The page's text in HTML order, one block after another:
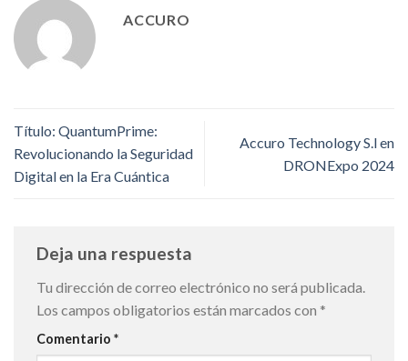
ACCURO
Título: QuantumPrime:
Revolucionando la Seguridad
Digital en la Era Cuántica
Accuro Technology S.l en
DRONExpo 2024
Deja una respuesta
Tu dirección de correo electrónico no será publicada.
Los campos obligatorios están marcados con *
Comentario *